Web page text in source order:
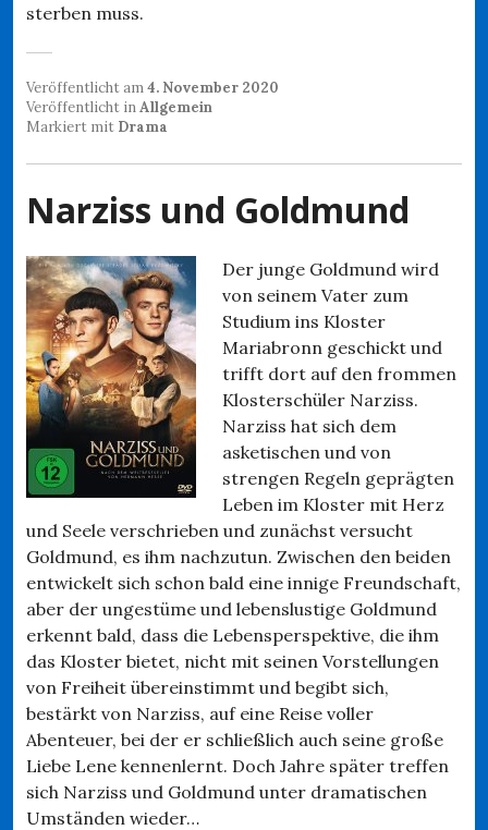
sterben muss.
Veröffentlicht am4. November 2020
Veröffentlicht inAllgemein
Markiert mit Drama
Narziss und Goldmund
Der junge Goldmund wird
von seinem Vater zum
Studium ins Kloster
Mariabronn geschickt und
trifft dort auf den frommen
Klosterschüler Narziss.
Narziss hat sich dem
asketischen und von
strengen Regeln geprägten
Leben im Kloster mit Herz
und Seele verschrieben und zunächst versucht
Goldmund, es ihm nachzutun. Zwischen den beiden
entwickelt sich schon bald eine innige Freundschaft,
aber der ungestüme und lebenslustige Goldmund
erkennt bald, dass die Lebensperspektive, die ihm
das Kloster bietet, nicht mit seinen Vorstellungen
von Freiheit übereinstimmt und begibt sich,
bestärkt von Narziss, auf eine Reise voller
Abenteuer, bei der er schließlich auch seine große
Liebe Lene kennenlernt. Doch Jahre später treffen
sich Narziss und Goldmund unter dramatischen
Umständen wieder…